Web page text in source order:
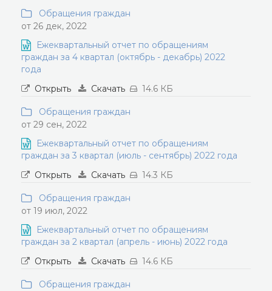
Обращения граждан
от 26 дек, 2022
Ежеквартальный отчет по обращениям
граждан за 4 квартал (октябрь - декабрь) 2022
года
Открыть
Скачать 14.6 КБ
Обращения граждан
от 29 сен, 2022
Ежеквартальный отчет по обращениям
граждан за 3 квартал (июль - сентябрь) 2022 года
Открыть
Скачать 14.3 КБ
Обращения граждан
от 19 июл, 2022
Ежеквартальный отчет по обращениям
граждан за 2 квартал (апрель - июнь) 2022 года
Открыть
Скачать 14.6 КБ
Обращения граждан